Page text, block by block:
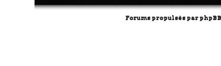
Forums propulsés par phpBB